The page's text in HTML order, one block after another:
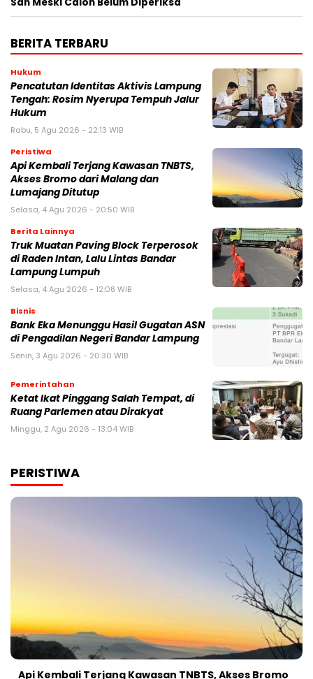
Sah Meski Calon Belum Diperiksa
BERITA TERBARU
Hukum
Pencatutan Identitas Aktivis Lampung
Tengah: Rosim Nyerupa Tempuh Jalur
Hukum
Rabu, 5 Agu 2026 - 22:13 WIB
Peristiwa
Api Kembali Terjang Kawasan TNBTS,
Akses Bromo dari Malang dan
Lumajang Ditutup
Selasa, 4 Agu 2026 - 20:50 WIB
Berita Lainnya
Truk Muatan Paving Block Terperosok
di Raden Intan, Lalu Lintas Bandar
Lampung Lumpuh
Selasa, 4 Agu 2026 - 12:08 WIB
Bisnis
Bank Eka Menunggu Hasil Gugatan ASN
di Pengadilan Negeri Bandar Lampung
Senin, 3 Agu 2026 - 20:30 WIB
Pemerintahan
Ketat Ikat Pinggang Salah Tempat, di
Ruang Parlemen atau Dirakyat
Minggu, 2 Agu 2026 - 13:04 WIB
PERISTIWA
Api Kembali Terjang Kawasan TNBTS, Akses Bromo